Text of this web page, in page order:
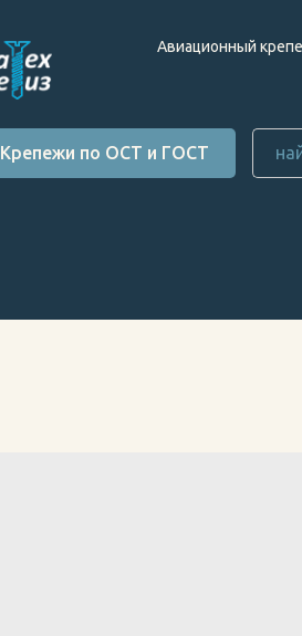
Авиационный
Крепежи по ОСТ и ГОСТ